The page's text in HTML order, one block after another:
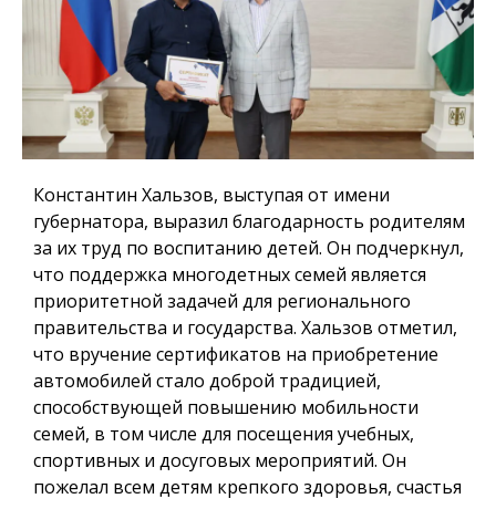
Константин Хальзов, выступая от имени
губернатора, выразил благодарность родителям
за их труд по воспитанию детей. Он подчеркнул,
что поддержка многодетных семей является
приоритетной задачей для регионального
правительства и государства. Хальзов отметил,
что вручение сертификатов на приобретение
автомобилей стало доброй традицией,
способствующей повышению мобильности
семей, в том числе для посещения учебных,
спортивных и досуговых мероприятий. Он
пожелал всем детям крепкого здоровья, счастья